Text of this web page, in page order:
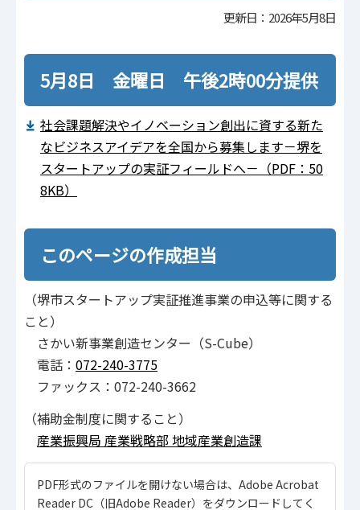
更新日：2026年5月8日
5月8日 金曜日 午後2時00分提供
社会課題解決やイノベーション創出に資する新た
なビジネスアイデアを全国から募集します－堺を
スタートアップの実証フィールドへ－（PDF：50
8KB）
このページの作成担当
（堺市スタートアップ実証推進事業の申込等に関する
こと）
さかい新事業創造センター（S-Cube）
電話： 072-240-3775
ファックス：072-240-3662
（補助金制度に関すること）
産業振興局 産業戦略部 地域産業創造課
PDF形式のファイルを開けない場合は、Adobe Acrobat
Reader DC（旧Adobe Reader）をダウンロードしてく